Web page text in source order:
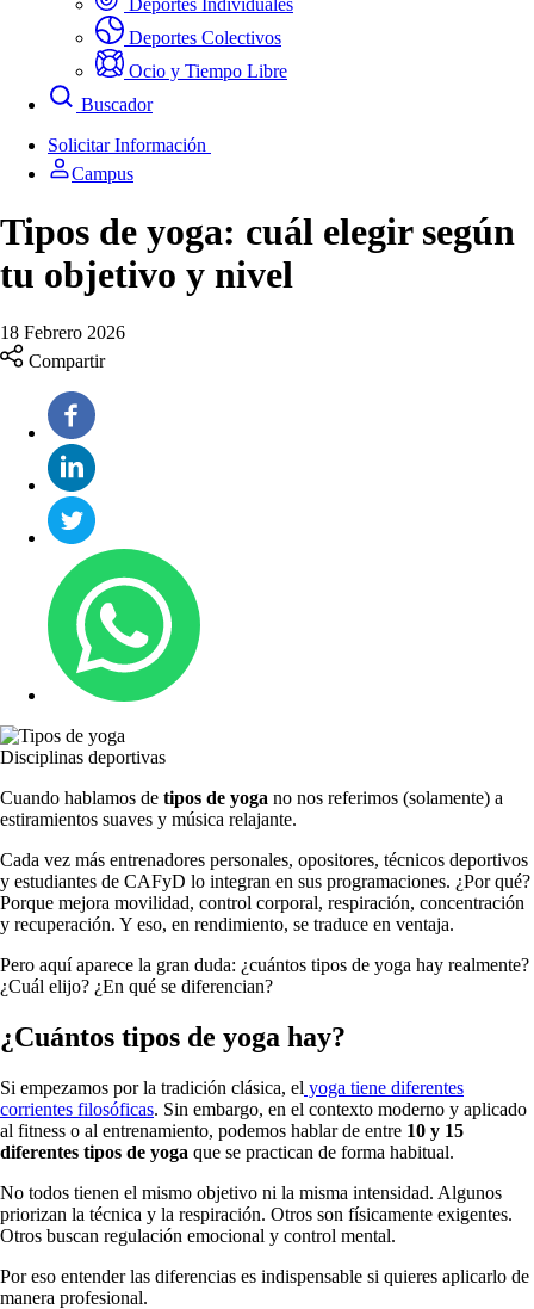
Deportes Individuales
Deportes Colectivos
Ocio y Tiempo Libre
Buscador
Solicitar Información
Campus
Tipos de yoga: cuál elegir según
tu objetivo y nivel
18 Febrero 2026
Compartir
Disciplinas deportivas
Cuando hablamos de tipos de yoga no nos referimos (solamente) a
estiramientos suaves y música relajante.
Cada vez más entrenadores personales, opositores, técnicos deportivos
y estudiantes de CAFyD lo integran en sus programaciones. ¿Por qué?
Porque mejora movilidad, control corporal, respiración, concentración
y recuperación. Y eso, en rendimiento, se traduce en ventaja.
Pero aquí aparece la gran duda: ¿cuántos tipos de yoga hay realmente?
¿Cuál elijo? ¿En qué se diferencian?
¿Cuántos tipos de yoga hay?
Si empezamos por la tradición clásica, el yoga tiene diferentes
corrientes filosóficas. Sin embargo, en el contexto moderno y aplicado
al fitness o al entrenamiento, podemos hablar de entre 10 y 15
diferentes tipos de yoga que se practican de forma habitual.
No todos tienen el mismo objetivo ni la misma intensidad. Algunos
priorizan la técnica y la respiración. Otros son físicamente exigentes.
Otros buscan regulación emocional y control mental.
Por eso entender las diferencias es indispensable si quieres aplicarlo de
manera profesional.